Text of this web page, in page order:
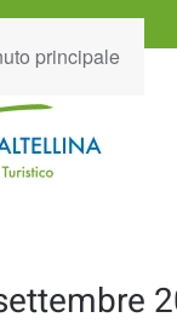
principale